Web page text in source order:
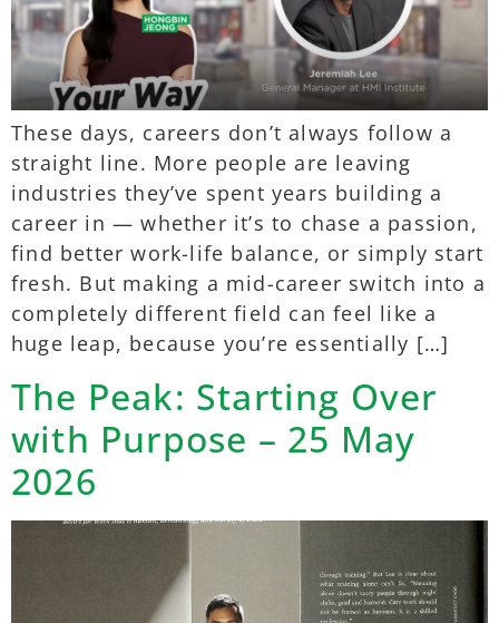
These days, careers don’t always follow a
straight line. More people are leaving
industries they’ve spent years building a
career in — whether it’s to chase a passion,
find better work-life balance, or simply start
fresh. But making a mid-career switch into a
completely different field can feel like a
huge leap, because you’re essentially […]
The Peak: Starting Over
with Purpose – 25 May
2026